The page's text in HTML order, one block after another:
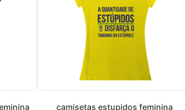
camisetas estupidos feminina